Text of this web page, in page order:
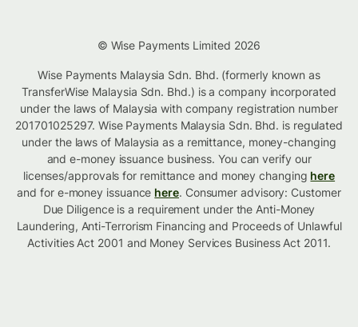
© Wise Payments Limited 2026
Wise Payments Malaysia Sdn. Bhd. (formerly known as
TransferWise Malaysia Sdn. Bhd.) is a company incorporated
under the laws of Malaysia with company registration number
201701025297. Wise Payments Malaysia Sdn. Bhd. is regulated
under the laws of Malaysia as a remittance, money-changing
and e-money issuance business. You can verify our
licenses/approvals for remittance and money changing here
and for e-money issuance here. Consumer advisory: Customer
Due Diligence is a requirement under the Anti-Money
Laundering, Anti-Terrorism Financing and Proceeds of Unlawful
Activities Act 2001 and Money Services Business Act 2011.